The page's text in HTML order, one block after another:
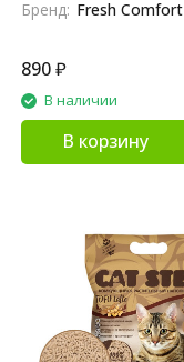
Бренд: Fresh Comfort
890₽
В наличии
В корзину